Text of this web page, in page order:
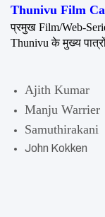
Thunivu Film
प्रमुख Film/Web-
Thunivu के मुख्य
Ajith Kumar
Manju Warrier
Samuthirakani
John Kokken